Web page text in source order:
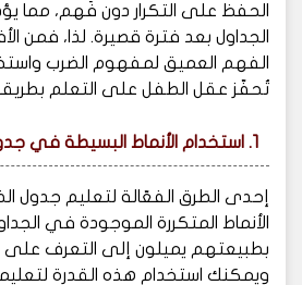
الحفظ على التكرار دون فَهم، مما
الجداول بعد فترة قصيرة. لذا، فمن
الفهم العميق لمفهوم الضرب
تُحفّز عقل الطفل على التعلم
1. استخدام الأنماط البسيطة في جدول الضرب.
إحدى الطرق الفعّالة لتعليم جدول
الأنماط المتكررة الموجودة في
بطبيعتهم يميلون إلى التعرف على
ويمكنك استخدام هذه القدرة